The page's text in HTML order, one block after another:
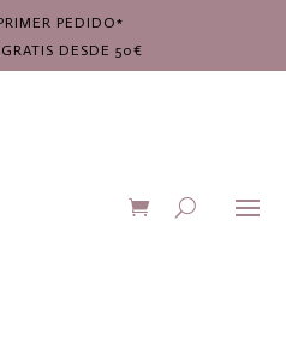
PEDIDO*
DESDE 50€